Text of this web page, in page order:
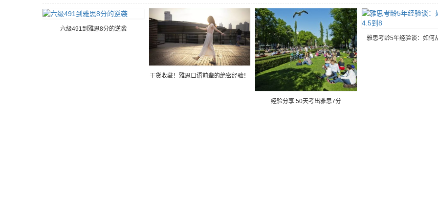
六级491到雅思8分的逆袭
干货收藏！雅思口语前辈的绝密经验！
经验分享:50天考出雅思7分
雅思考龄5年经验谈：如何